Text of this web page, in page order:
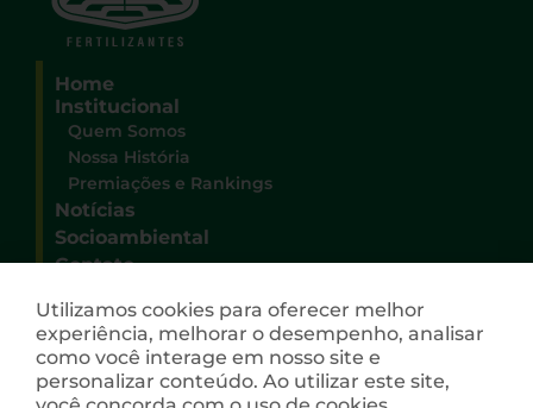
Home
Institucional
Quem Somos
Nossa História
Premiações e Rankings
Notícias
Socioambiental
Contato
Sede Administrativa Grupo Fertipar
Rua Deputado Heitor Alencar Furtado, 3100
Campo Comprido
CEP 81200-528 – Curitiba – Paraná
Utilizamos cookies para oferecer melhor
experiência, melhorar o desempenho, analisar
como você interage em nosso site e
personalizar conteúdo. Ao utilizar este site,